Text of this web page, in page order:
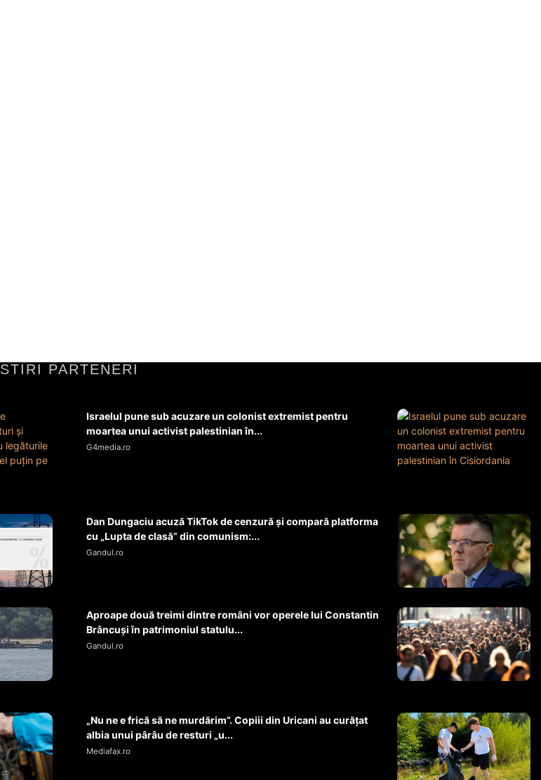
STIRI PARTENERI
Israelul pune sub acuzare un colonist extremist pentru
moartea unui activist palestinian în...
G4media.ro
Dan Dungaciu acuză TikTok de cenzură și compară platforma
cu „Lupta de clasă” din comunism:...
Gandul.ro
Aproape două treimi dintre români vor operele lui Constantin
Brâncuși în patrimoniul statulu...
Gandul.ro
„Nu ne e frică să ne murdărim”. Copiii din Uricani au curățat
albia unui pârâu de resturi „u...
Mediafax.ro